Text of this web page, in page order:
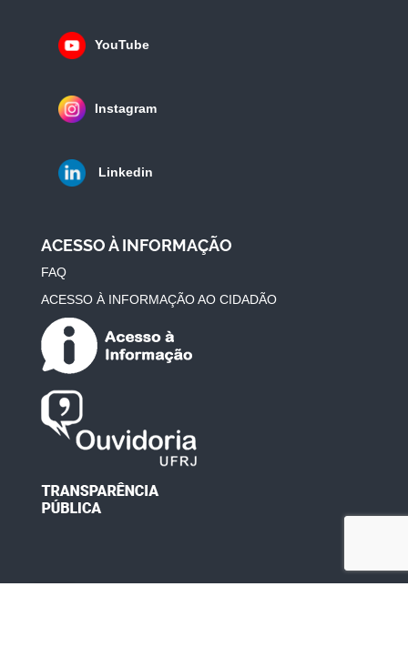
YouTube
Instagram
Linkedin
ACESSO À INFORMAÇÃO
FAQ
ACESSO À INFORMAÇÃO AO CIDADÃO